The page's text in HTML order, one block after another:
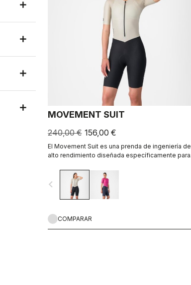
MOVEMENT SUIT
240,00 € 156,00 €
El Movement Suit es una prenda de ingeniería de
alto rendimiento diseñada específicamente para
navigate_before
COMPARAR